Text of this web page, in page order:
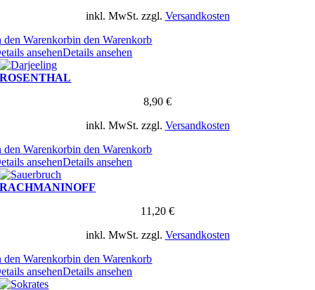
inkl. MwSt. zzgl. Versandkosten
den Warenkorbin den Warenkorb
ansehenDetails ansehen
ROSENTHAL
8,90 €
inkl. MwSt. zzgl. Versandkosten
den Warenkorbin den Warenkorb
ansehenDetails ansehen
RACHMANINOFF
11,20 €
inkl. MwSt. zzgl. Versandkosten
den Warenkorbin den Warenkorb
ansehenDetails ansehen